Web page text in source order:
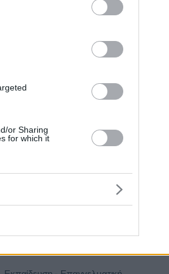
or Sharing
for which it
Υπηρεσίες Καθαριότητας
Ένδυση - Υπόδηση - Υφάσματα -
Δέρματα - Λοιπές Πρώτες
Υπηρεσίες Καθαριότητας,Υγεία -
Νοσηλευτικές & Φαρμακευτικές
Καθαρισμοί - Απολυμάνσεις -